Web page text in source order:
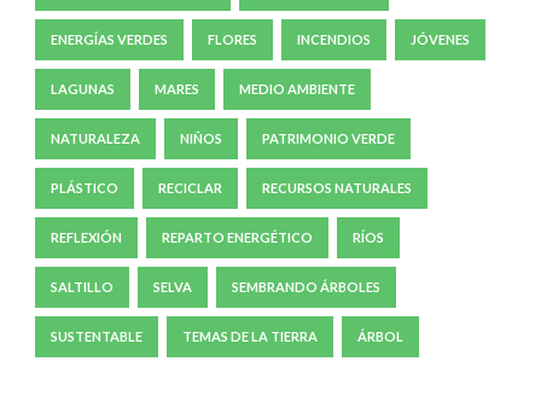
ENERGÍAS VERDES FLORES INCENDIOS JÓVENES
LAGUNAS MARES MEDIO AMBIENTE
NATURALEZA NIÑOS PATRIMONIO VERDE
PLÁSTICO RECICLAR RECURSOS NATURALES
REFLEXIÓN REPARTO ENERGÉTICO RÍOS
SALTILLO SELVA SEMBRANDO ÁRBOLES
SUSTENTABLE TEMAS DE LA TIERRA ÁRBOL